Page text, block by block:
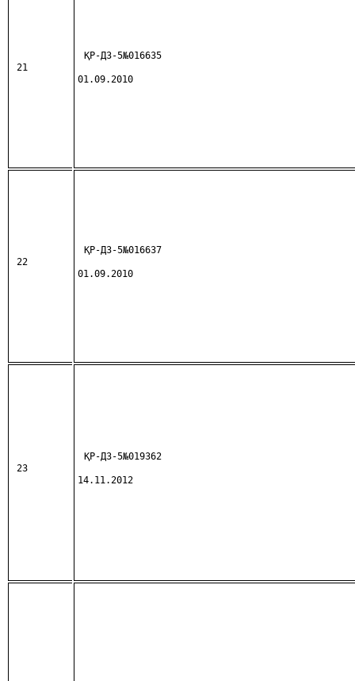
21
ҚР-ДЗ-5№016635
01.09.2010
22
ҚР-ДЗ-5№016637
01.09.2010
23
ҚР-ДЗ-5№019362
14.11.2012